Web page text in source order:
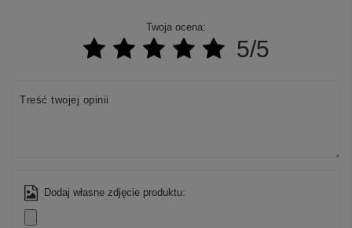
Twoja ocena:
5/5
Treść twojej opinii
Dodaj własne zdjęcie produktu: